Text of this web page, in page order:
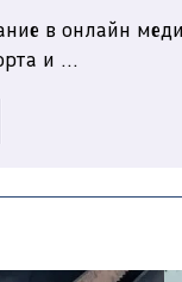
в онлайн
и ...